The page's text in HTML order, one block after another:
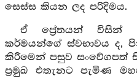
සෙස්ස කියන ලද පරිදිමය.
ඒ ප්‍රේතයන්
කර්මයන්ගේ ස්වභාවය ද,
කිරීමෙන් පසුව
ප්‍රමුඛ එතැනට පැමිණ